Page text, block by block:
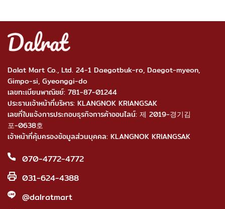
Dalat Mart Co., Ltd. 24-1 Daegotbuk-ro, Daegot-myeon,
Gimpo-si, Gyeonggi-do
เลขทะเบียนพาณิชย์: 781-87-01244
ประธานเจ้าหน้าที่บริหาร: KLANGNOK KRIANGSAK
เลขที่ใบแจ้งการประกอบธุรกิจการค้าออนไลน์: 제 2019-경기김
포-0638호
เจ้าหน้าที่คุ้มครองข้อมูลส่วนบุคคล: KLANGNOK KRIANGSAK
070-4772-4772
031-624-4388
@dalratmart